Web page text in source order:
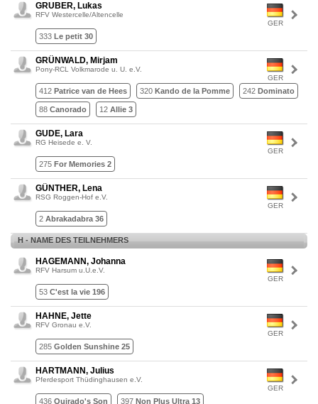
GER
GRUBER, Lukas
RFV Westercelle/Altencelle
333 Le petit 30
GER
GRÜNWALD, Mirjam
Pony-RCL Volkmarode u. U. e.V.
412 Patrice van de Hees 320 Kando de la Pomme 242 Dominato
88 Canorado 12 Allie 3
GER
GUDE, Lara
RG Heisede e. V.
275 For Memories 2
GER
GÜNTHER, Lena
RSG Roggen-Hof e.V.
2 Abrakadabra 36
H - NAME DES TEILNEHMERS
GER
HAGEMANN, Johanna
RFV Harsum u.U.e.V.
53 C'est la vie 196
GER
HAHNE, Jette
RFV Gronau e.V.
285 Golden Sunshine 25
GER
HARTMANN, Julius
Pferdesport Thüdinghausen e.V.
436 Quirado's Son 397 Non Plus Ultra 13